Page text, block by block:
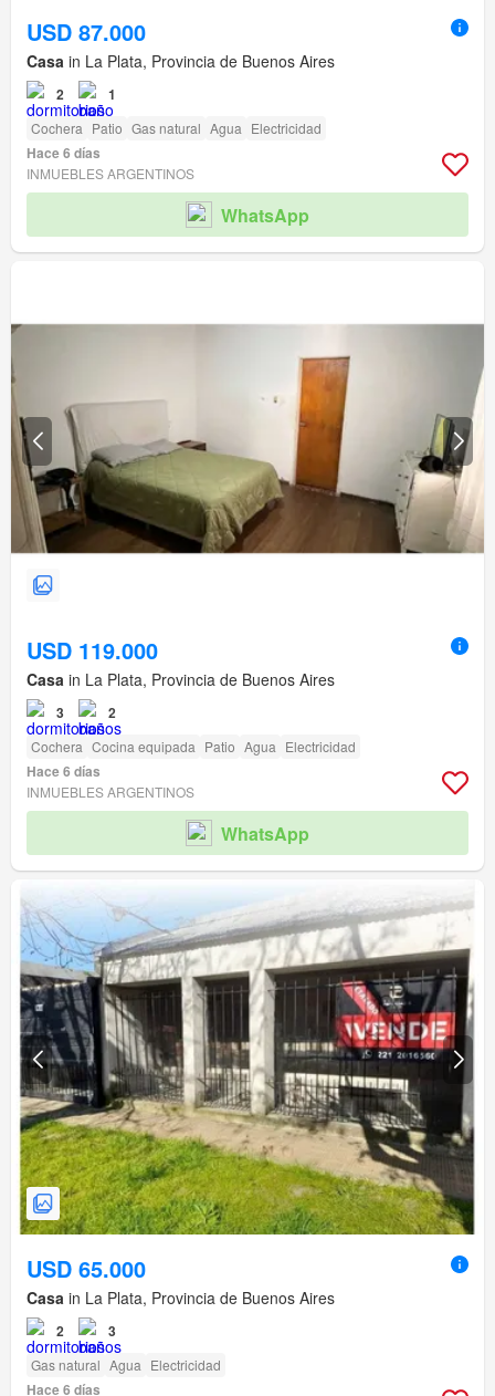
USD 87.000
Casa in La Plata, Provincia de Buenos Aires
2 1
Cochera Patio Gas natural Agua Electricidad
Hace 6 días
INMUEBLES ARGENTINOS
WhatsApp
USD 119.000
Casa in La Plata, Provincia de Buenos Aires
3 2
Cochera Cocina equipada Patio Agua Electricidad
Hace 6 días
INMUEBLES ARGENTINOS
WhatsApp
USD 65.000
Casa in La Plata, Provincia de Buenos Aires
2 3
Gas natural Agua Electricidad
Hace 6 días